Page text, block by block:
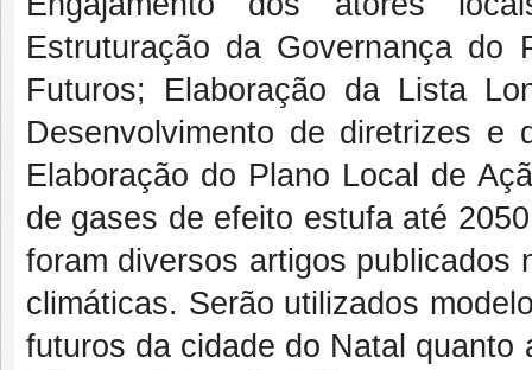
Estruturação da Governança do
Futuros; Elaboração da Lista
Desenvolvimento de diretrizes e
Elaboração do Plano Local de
de gases de efeito estufa até
foram diversos artigos publicados
climáticas. Serão utilizados
futuros da cidade do Natal